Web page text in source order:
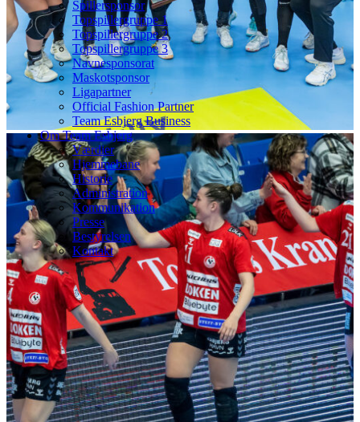
Spillersponsor
Topspillergruppe 1
Topspillergruppe 2
Topspillergruppe 3
Navnesponsorat
Maskotsponsor
Ligapartner
Official Fashion Partner
Team Esbjerg Business
Om Team Esbjerg
Værdier
Hjemmebane
Historie
Administration
Kommunikation
Presse
Bestyrelsen
Kontakt